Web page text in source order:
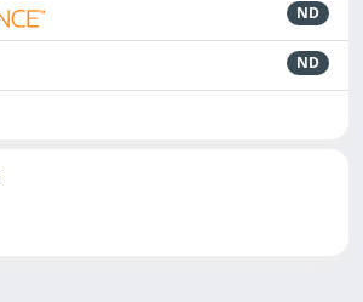
ND
ND